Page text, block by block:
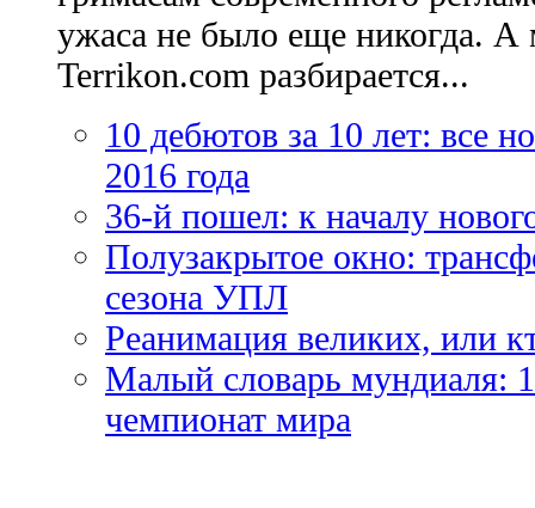
ужаса не было еще никогда. А
Terrikon.com разбирается...
10 дебютов за 10 лет: все
2016 года
36-й пошел: к началу
Полузакрытое окно:
сезона УПЛ
Реанимация великих, или
Малый словарь мундиаля:
чемпионат мира